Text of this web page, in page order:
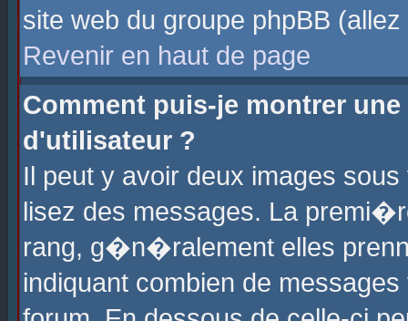
site web du groupe phpBB
Revenir en haut de page
Comment puis-je montrer
d'utilisateur ?
Il peut y avoir deux images
lisez des messages. La
rang, g�n�ralement elles
indiquant combien de